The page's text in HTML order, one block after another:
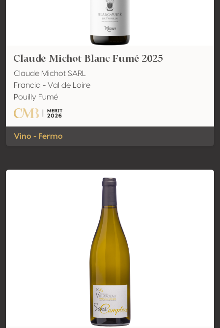
Claude Michot Blanc Fumé 2025
Claude Michot SARL
Francia - Val de Loire
Pouilly Fumé
Vino - Fermo